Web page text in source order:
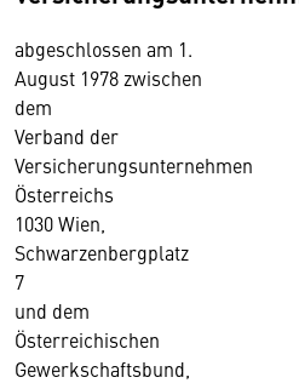
abgeschlossen am 1.
August 1978 zwischen
dem
Verband der
Versicherungsunternehmen
Österreichs
1030 Wien,
Schwarzenbergplatz
7
und dem
Österreichischen
Gewerkschaftsbund,